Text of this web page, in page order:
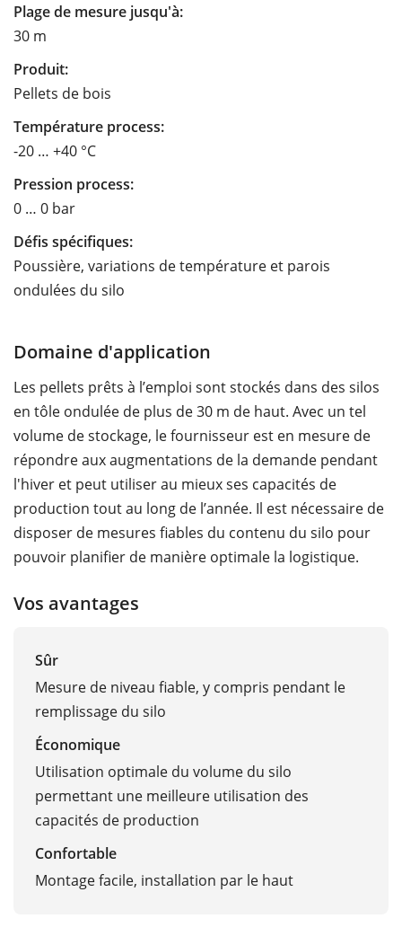
Plage de mesure jusqu'à:
30 m
Produit:
Pellets de bois
Température process:
-20 … +40 °C
Pression process:
0 … 0 bar
Défis spécifiques:
Poussière, variations de température et parois
ondulées du silo
Domaine d'application
Les pellets prêts à l’emploi sont stockés dans des silos
en tôle ondulée de plus de 30 m de haut. Avec un tel
volume de stockage, le fournisseur est en mesure de
répondre aux augmentations de la demande pendant
l'hiver et peut utiliser au mieux ses capacités de
production tout au long de l’année. Il est nécessaire de
disposer de mesures fiables du contenu du silo pour
pouvoir planifier de manière optimale la logistique.
Vos avantages
Sûr
Mesure de niveau fiable, y compris pendant le
remplissage du silo
Économique
Utilisation optimale du volume du silo
permettant une meilleure utilisation des
capacités de production
Confortable
Montage facile, installation par le haut